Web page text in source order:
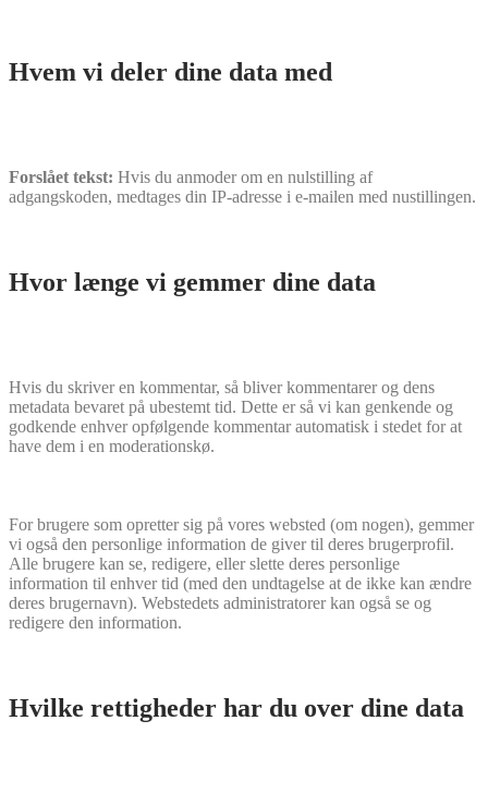
Hvem vi deler dine data med
Forslået tekst: Hvis du anmoder om en nulstilling af
adgangskoden, medtages din IP-adresse i e-mailen med nustillingen.
Hvor længe vi gemmer dine data
Hvis du skriver en kommentar, så bliver kommentarer og dens
metadata bevaret på ubestemt tid. Dette er så vi kan genkende og
godkende enhver opfølgende kommentar automatisk i stedet for at
have dem i en moderationskø.
For brugere som opretter sig på vores websted (om nogen), gemmer
vi også den personlige information de giver til deres brugerprofil.
Alle brugere kan se, redigere, eller slette deres personlige
information til enhver tid (med den undtagelse at de ikke kan ændre
deres brugernavn). Webstedets administratorer kan også se og
redigere den information.
Hvilke rettigheder har du over dine data